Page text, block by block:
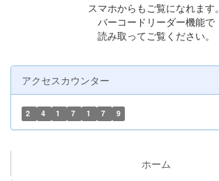
スマホからもご覧になれます。
バーコードリーダー機能で
読み取ってご覧ください。
アクセスカウンター
2 4 1 7 1 7 9
ホーム